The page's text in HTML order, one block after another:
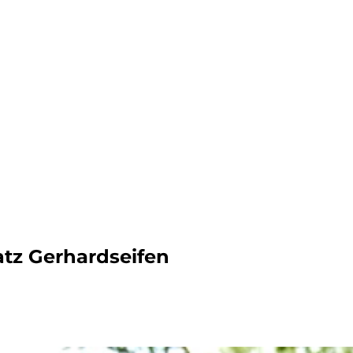
Gerhardseifen